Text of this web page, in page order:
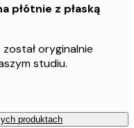
płótnie z płaską
oryginalnie
studiu.
produktach